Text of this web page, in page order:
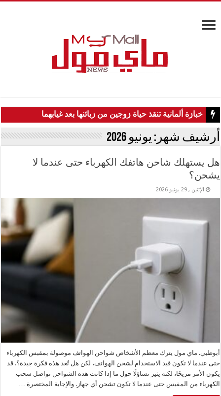
خبازة ألمانية تنقذ حياة زوجين من زبائنها بعد غيابهما
أرشيف شهر: يونيو 2026
هل يستهلك شاحن هاتفك الكهرباء حتى عندما لا
يشحن؟
الإثنين , 29 يونيو 2026
أبوظبي. ماي مول يترك معظم الأشخاص شواحن الهواتف موصولة بمقبس الكهرباء
حتى عندما لا تكون قيد الاستخدام لشحن الهواتف، لكن هل تُعد هذه فكرة جيدة؟. قد
يكون الأمر مريحًا، لكنه يثير تساؤلًا حول ما إذا كانت هذه الشواحن تواصل سحب
الكهرباء من المقبس حتى عندما لا تكون تشحن أي جهاز. والإجابة المختصرة …